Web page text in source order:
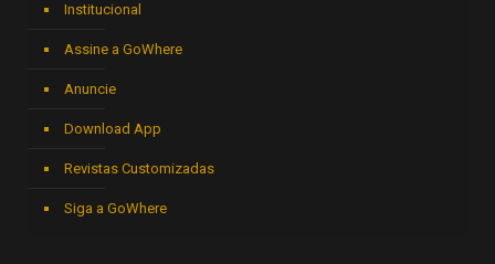
Institucional
Assine a GoWhere
Anuncie
Download App
Revistas Customizadas
Siga a GoWhere